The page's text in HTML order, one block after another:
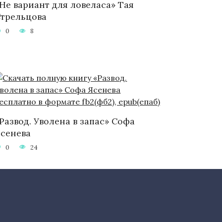
вариант для ловеласа» Тая
0 8
Уволена в запас» Софа
0 24